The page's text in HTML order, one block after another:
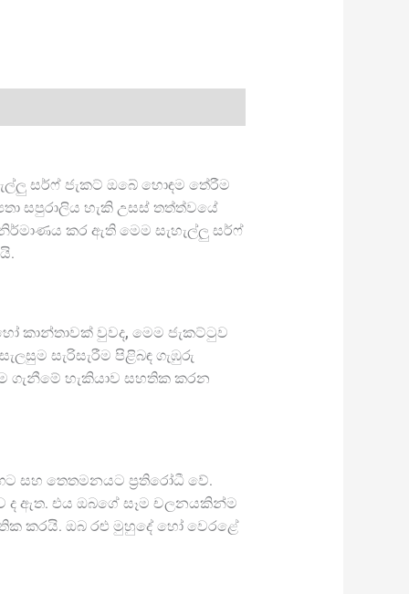
සර්ෆ් ජැකට් ඔබේ හොඳම තේරීම
සපුරාලිය හැකි උසස් තත්ත්වයේ
කර ඇති මෙම සැහැල්ලු සර්ෆ්
කාන්තාවක් වුවද, මෙම ජැකට්ටුව
සැරිසැරීම පිළිබඳ ගැඹුරු
ගැනීමේ හැකියාව සහතික කරන
සහ තෙතමනයට ප්‍රතිරෝධී වේ.
ද ඇත. එය ඔබගේ සෑම චලනයකින්ම
කරයි. ඔබ රළු මුහුදේ හෝ වෙරළේ